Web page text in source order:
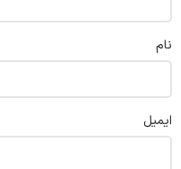
نام
ایمیل